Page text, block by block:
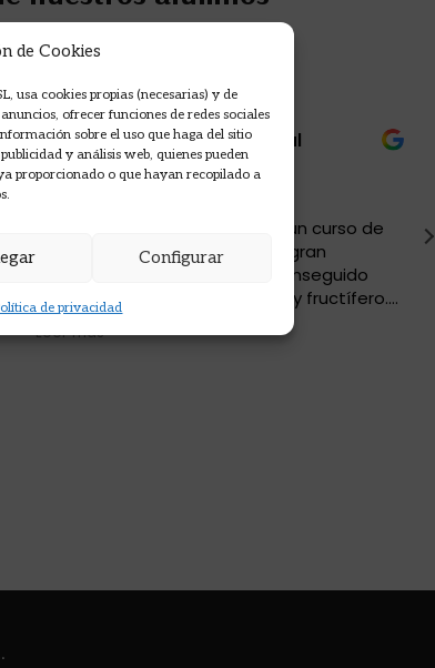
de Cookies
usa cookies propias (necesarias) y de
ofrecer funciones de redes sociales
sobre el uso que haga del sitio
y análisis web, quienes pueden
proporcionado o que hayan recopilado a
Configurar
de privacidad
cursos de cocina.
Carlos Moreno pascual
hace 1 mes
Profesional. Iñigo nos ha dado un curso de
alta cocina mediterránea con gran
cantidad de contenido y ha conseguido
que sea ameno, divertido y muy fructífero.
Repetiré con cualquier otro.
Leer más